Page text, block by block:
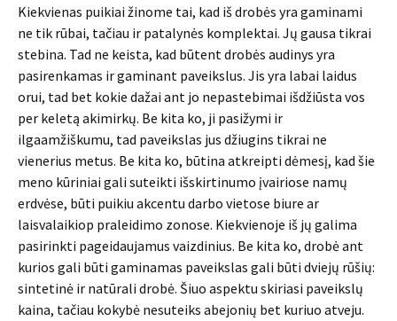
Kiekvienas puikiai žinome tai, kad iš drobės yra gaminami
ne tik rūbai, tačiau ir patalynės komplektai. Jų gausa tikrai
stebina. Tad ne keista, kad būtent drobės audinys yra
pasirenkamas ir gaminant paveikslus. Jis yra labai laidus
orui, tad bet kokie dažai ant jo nepastebimai išdžiūsta vos
per keletą akimirkų. Be kita ko, ji pasižymi ir
ilgaamžiškumu, tad paveikslas jus džiugins tikrai ne
vienerius metus. Be kita ko, būtina atkreipti dėmesį, kad šie
meno kūriniai gali suteikti išskirtinumo įvairiose namų
erdvėse, būti puikiu akcentu darbo vietose biure ar
laisvalaikiop praleidimo zonose. Kiekvienoje iš jų galima
pasirinkti pageidaujamus vaizdinius. Be kita ko, drobė ant
kurios gali būti gaminamas paveikslas gali būti dviejų rūšių:
sintetinė ir natūrali drobė. Šiuo aspektu skiriasi paveikslų
kaina, tačiau kokybė nesuteiks abejonių bet kuriuo atveju.